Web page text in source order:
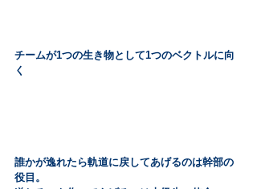
チームが1つの生き物として1つのベクトルに向
く
誰かが逸れたら軌道に戻してあげるのは幹部の
役目。